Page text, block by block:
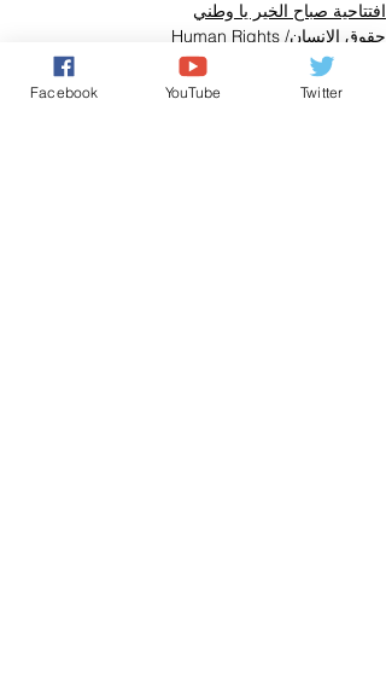
افتتاحية صباح الخير يا وطني
حقوق الانسان/ Human Rights
صباح الخير يا وطني
Facebook YouTube Twitter